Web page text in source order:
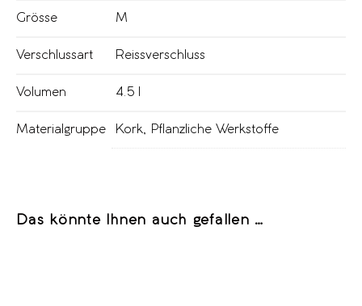
Grösse M
Verschlussart Reissverschluss
Volumen 4.5 l
Materialgruppe Kork, Pflanzliche Werkstoffe
Das könnte Ihnen auch gefallen …